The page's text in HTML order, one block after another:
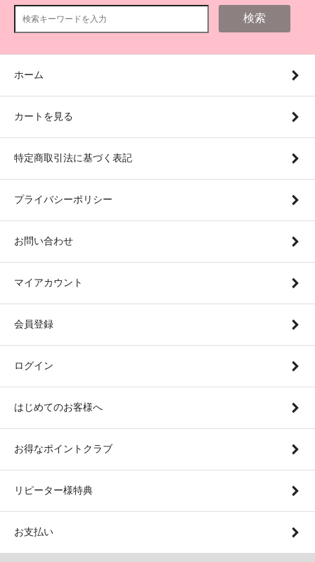
検索
ホーム
カートを見る
特定商取引法に基づく表記
プライバシーポリシー
お問い合わせ
マイアカウント
会員登録
ログイン
はじめてのお客様へ
お得なポイントクラブ
リピーター様特典
お支払い